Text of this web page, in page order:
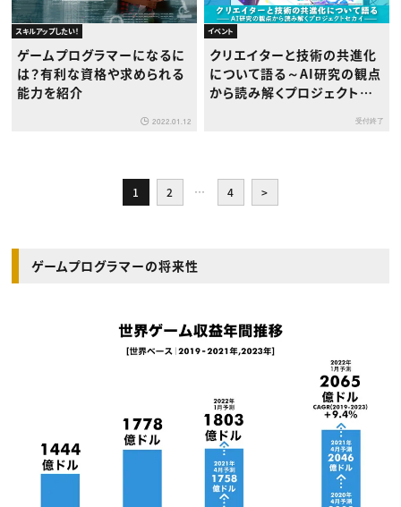
スキルアップしたい！
ゲームプログラマーになるに
は？有利な資格や求められる
能力を紹介
2022.01.12
イベント
クリエイターと技術の共進化
について語る～AI研究の観点
から読み解くプロジェクトセ
受付終了
1 2 … 4 >
ゲームプログラマーの将来性